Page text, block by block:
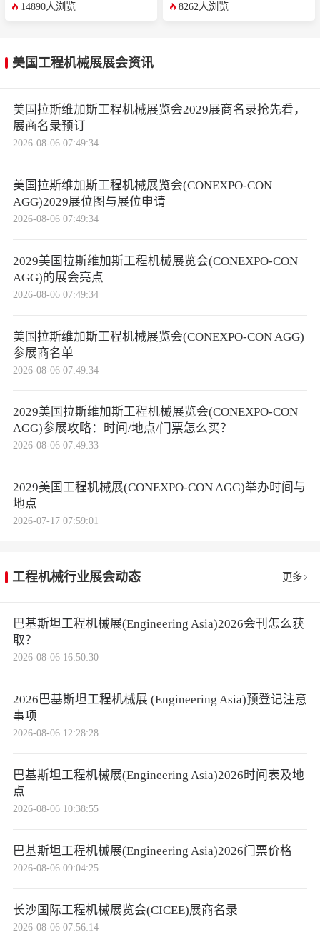
14890人浏览 8262人浏览
美国工程机械展展会资讯
美国拉斯维加斯工程机械展览会2029展商名录抢先看，
展商名录预订
2026-08-06 07:49:34
美国拉斯维加斯工程机械展览会(CONEXPO-CON
AGG)2029展位图与展位申请
2026-08-06 07:49:34
2029美国拉斯维加斯工程机械展览会(CONEXPO-CON
AGG)的展会亮点
2026-08-06 07:49:34
美国拉斯维加斯工程机械展览会(CONEXPO-CON AGG)
参展商名单
2026-08-06 07:49:34
2029美国拉斯维加斯工程机械展览会(CONEXPO-CON
AGG)参展攻略：时间/地点/门票怎么买？
2026-08-06 07:49:33
2029美国工程机械展(CONEXPO-CON AGG)举办时间与
地点
2026-07-17 07:59:01
工程机械行业展会动态 更多
巴基斯坦工程机械展(Engineering Asia)2026会刊怎么获
取？
2026-08-06 16:50:30
2026巴基斯坦工程机械展 (Engineering Asia)预登记注意
事项
2026-08-06 12:28:28
巴基斯坦工程机械展(Engineering Asia)2026时间表及地
点
2026-08-06 10:38:55
巴基斯坦工程机械展(Engineering Asia)2026门票价格
2026-08-06 09:04:25
长沙国际工程机械展览会(CICEE)展商名录
2026-08-06 07:56:14